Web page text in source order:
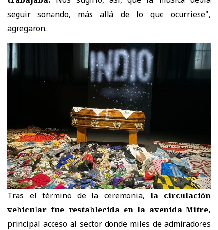
seguir sonando, más allá de lo que ocurriese",
agregaron.
Tras el término de la ceremonia, la circulación
vehicular fue restablecida en la avenida Mitre,
principal acceso al sector donde miles de admiradores